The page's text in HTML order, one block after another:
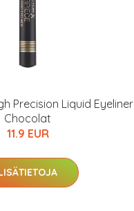
Precision Liquid Eyeliner
Chocolat
11.9 EUR